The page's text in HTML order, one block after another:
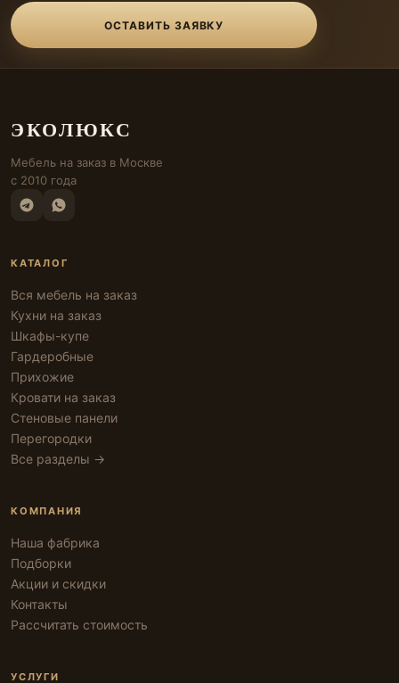
ОСТАВИТЬ ЗАЯВКУ
ЭКОЛЮКС
Мебель на заказ в Москве
с 2010 года
КАТАЛОГ
Вся мебель на заказ
Кухни на заказ
Шкафы-купе
Гардеробные
Прихожие
Кровати на заказ
Стеновые панели
Перегородки
Все разделы →
КОМПАНИЯ
Наша фабрика
Подборки
Акции и скидки
Контакты
Рассчитать стоимость
УСЛУГИ